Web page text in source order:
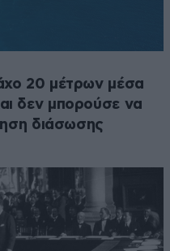
20 μέτρων μέσα
δεν μπορούσε να
διάσωσης